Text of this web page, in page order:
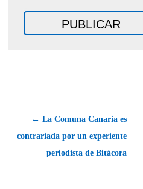
← La Comuna Canaria es
contrariada por un experiente
periodista de Bitácora